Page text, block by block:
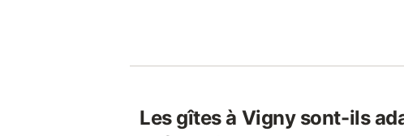
Les gîtes à Vigny sont-ils